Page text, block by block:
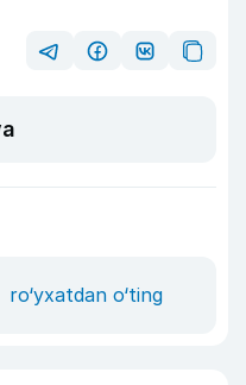
ro‘yxatdan o‘ting